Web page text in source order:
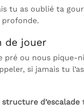
tu as oublié ta
profonde.
de jouer
pré ou nous pique-
si jamais tu
structure d’escalade